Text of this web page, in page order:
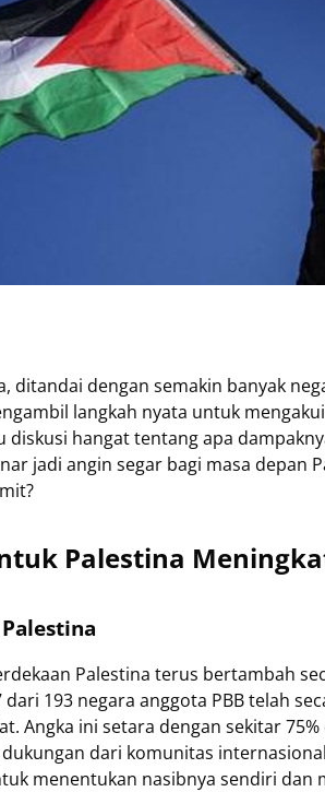
ditandai dengan semakin banyak
langkah nyata untuk
hangat tentang apa
jadi angin segar bagi masa depan
Palestina
Palestina terus bertambah
193 negara anggota PBB telah
Angka ini setara dengan sekitar
dari komunitas
menentukan nasibnya sendiri dan